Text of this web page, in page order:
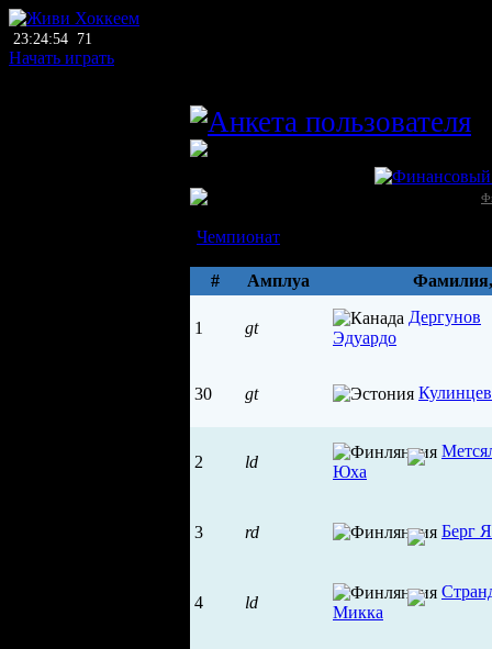
23:24:54 71
Начать играть
Чемпионат
#
Амплуа
1 gt
Дергунов
Эдуардо
30 gt
2 ld
Юха
3 rd Берг
4 ld
Микка